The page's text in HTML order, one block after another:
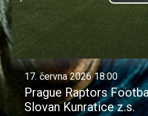
17. června 2026 18:00
Prague Raptors
Slovan Kunratice z.s.